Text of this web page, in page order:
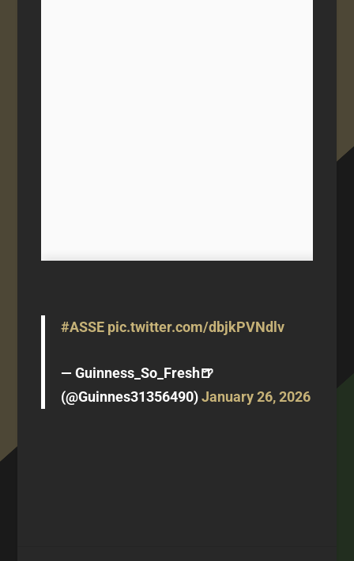
#ASSE pic.twitter.com/dbjkPVNdlv
— Guinness_So_Fresh🍺
(@Guinnes31356490)January 26, 2026